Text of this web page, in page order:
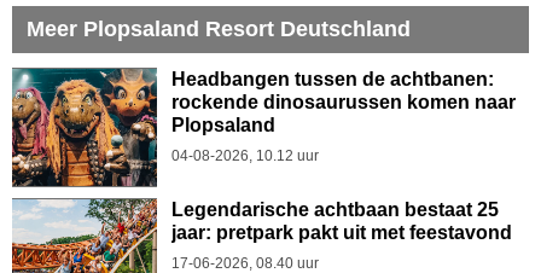
Meer Plopsaland Resort Deutschland
Headbangen tussen de achtbanen:
rockende dinosaurussen komen naar
Plopsaland
04-08-2026, 10.12 uur
Legendarische achtbaan bestaat 25
jaar: pretpark pakt uit met feestavond
17-06-2026, 08.40 uur